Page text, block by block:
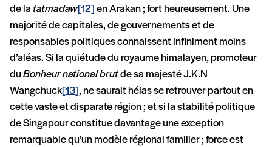
de la tatmadaw[12] en Arakan ; fort heureusement. Une
majorité de capitales, de gouvernements et de
responsables politiques connaissent infiniment moins
d’aléas. Si la quiétude du royaume himalayen, promoteur
du Bonheur national brutde sa majesté J.K.N
Wangchuck[13], ne saurait hélas se retrouver partout en
cette vaste et disparate région ; et si la stabilité politique
de Singapour constitue davantage une exception
remarquable qu’un modèle régional familier ; force est